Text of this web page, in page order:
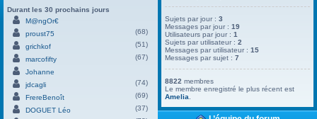
Durant les 30 prochains jours
M@ngOr€
proust75
(68)
grichkof
(51)
marcofifty
(67)
Johanne
jdcagli
(74)
FrereBenoît
(69)
DOGUET Léo
(37)
Sujets par jour :3
Messages par jour :19
Utilisateurs par jour :1
Sujets par utilisateur :2
Messages par utilisateur :15
Messages par sujet :7
8822 membres
Le membre enregistré le plus récent est
Amelia